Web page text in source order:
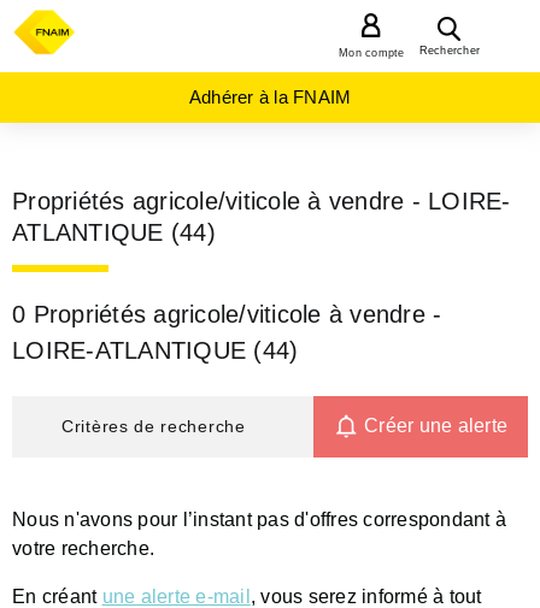
Rechercher
Mon compte
Adhérer à la FNAIM
Propriétés agricole/viticole à vendre - LOIRE-
ATLANTIQUE (44)
0 Propriétés agricole/viticole à vendre -
LOIRE-ATLANTIQUE (44)
Critères de recherche Créer une alerte
Nous n'avons pour l’instant pas d'offres correspondant à
votre recherche.
En créant une alerte e-mail , vous serez informé à tout